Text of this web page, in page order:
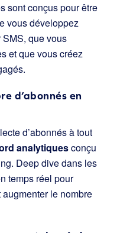
sont conçus pour être
vous développez
que vous
et que vous créez
d’abonnés en
d’abonnés à tout
analytiquesconçu
Deep dive dans les
temps réel pour
le nombre